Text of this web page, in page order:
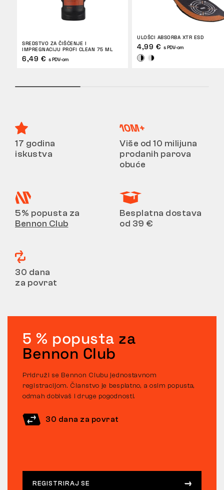
SREDSTVO ZA ČIŠĆENJE I
IMPREGNACIJU PROFI CLEAN 75 ML
6,49 € s PDV-om
ULOŠCI ABSORBA XTR ESD
4,99 € s PDV-om
17 godina
iskustva
Više od 10 milijuna
prodanih parova
obuće
5% popusta za
Bennon Club
Besplatna dostava
od 39 €
30 dana
za povrat
5 % popusta za
Bennon Club
Pridruži se Bennon Clubu jednostavnom
registracijom. Članstvo je besplatno, a osim popusta,
odmah dobivaš i druge pogodnosti.
30 dana za povrat
REGISTRIRAJ SE